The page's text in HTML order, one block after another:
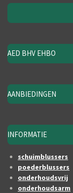
AED BHV EHBO
AANBIEDINGEN
INFORMATIE
schuimblussers
poederblussers
onderhoudsvrij
onderhoudsarm